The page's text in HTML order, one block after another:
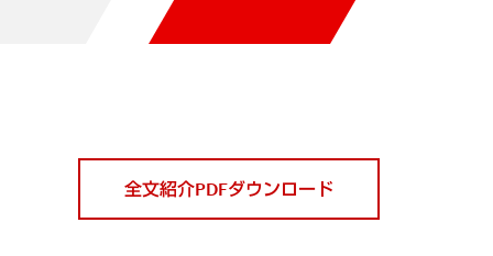
全文紹介PDFダウンロード